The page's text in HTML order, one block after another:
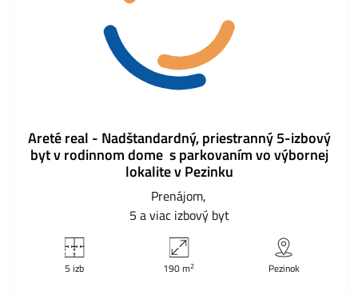
Areté real - Nadštandardný, priestranný 5-izbový
byt v rodinnom dome s parkovaním vo výbornej
lokalite v Pezinku
Prenájom
5 a viac izbový byt
5 izb 190 m2 Pezinok